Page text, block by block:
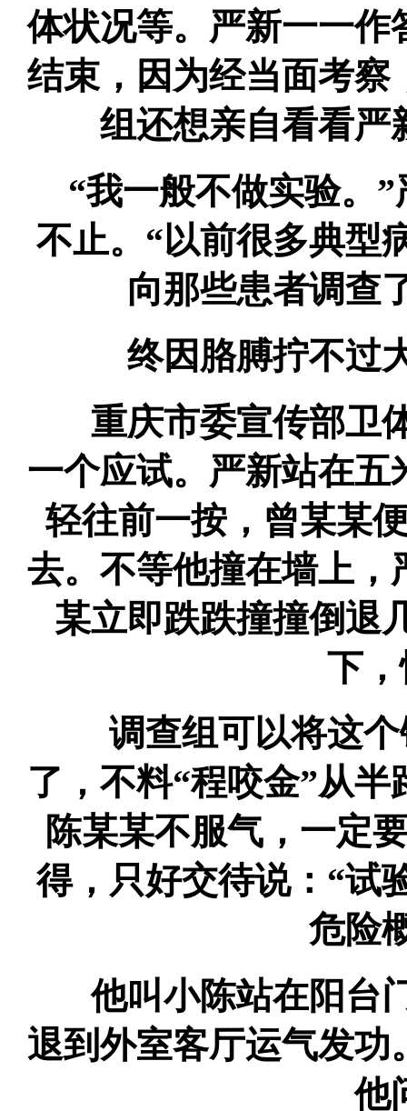
体状况等。严新一一作
结束，因为经当面考察
组还想亲自看看严
“我一般不做实验。”
不止。“以前很多典型
向那些患者调查
终因胳膊拧不过
重庆市委宣传部卫
一个应试。严新站在
轻往前一按，曾某某
去。不等他撞在墙上，
某立即跌跌撞撞倒退
下
调查组可以将这个
了，不料“程咬金”从
陈某某不服气，一定
得，只好交待说：“试
危险
他叫小陈站在阳台
退到外室客厅运气发功
他